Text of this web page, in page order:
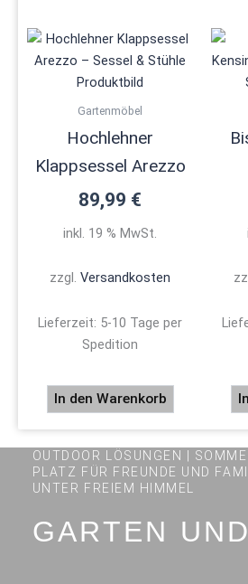
Gartenmöbel
Hochlehner
Klappsessel Arezzo
89,99 €
inkl. 19 % MwSt.
zzgl. Versandkosten
Lieferzeit: 5-10 Tage per
Spedition
In den Warenkorb
OUTDOOR LÖSUNGEN |
PLATZ FÜR FREUNDE UND
UNTER FREIEM HIMMEL
GARTEN